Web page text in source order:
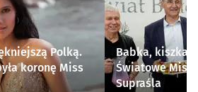
Polką.
koronę Miss
Babka, kiszka i
Światowe
Supraśla